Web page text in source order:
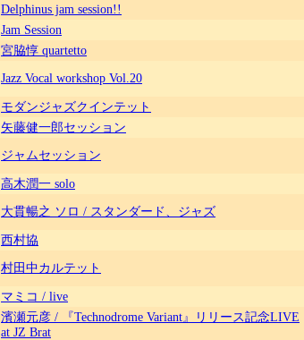
Delphinus jam session!!
Jam Session
宮脇惇 quartetto
Jazz Vocal workshop Vol.20
モダンジャズクインテット
矢藤健一郎セッション
ジャムセッション
高木潤一 solo
大貫暢之 ソロ / スタンダード、ジャズ
西村協
村田中カルテット
マミコ / live
濱瀬元彦 / 『Technodrome Variant』リリース記念LIVE
at JZ Brat